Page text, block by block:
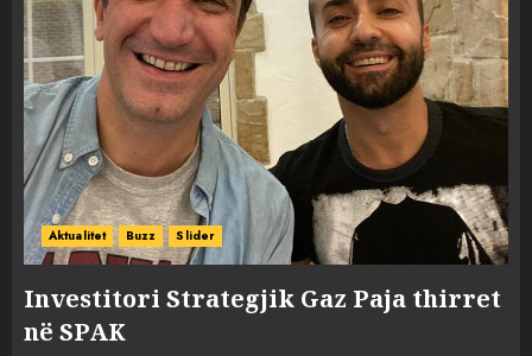
Aktualitet Buzz Slider
Investitori Strategjik Gaz Paja thirret
në SPAK